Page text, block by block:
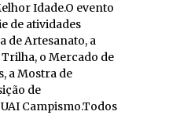
Idade.O evento
de atividades
de Artesanato, a
o Mercado de
a Mostra de
de
Campismo.Todos